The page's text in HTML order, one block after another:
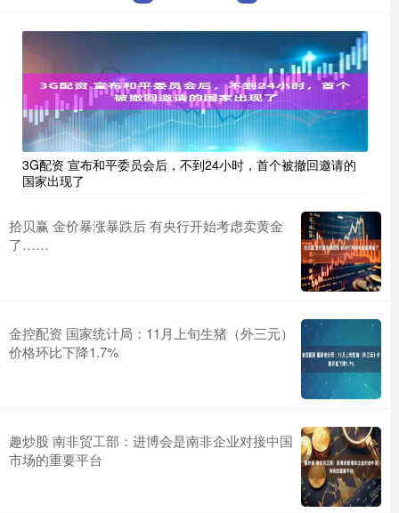
3G配资 宣布和平委员会后，不到24小时，首个被撤回邀请的
国家出现了
拾贝赢 金价暴涨暴跌后 有央行开始考虑卖黄金
了……
金控配资 国家统计局：11月上旬生猪（外三元）
价格环比下降1.7%
趣炒股 南非贸工部：进博会是南非企业对接中国
市场的重要平台